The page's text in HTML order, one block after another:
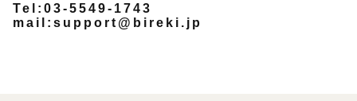
Tel:03-5549-1743
mail:support@bireki.jp